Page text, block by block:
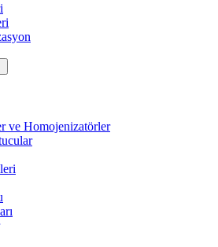
ve Homojenizatörler